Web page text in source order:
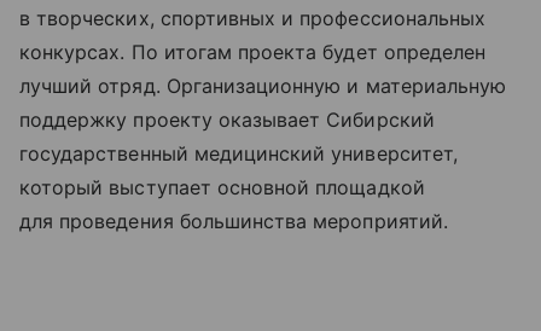
в творческих, спортивных и профессиональных
конкурсах. По итогам проекта будет определен
лучший отряд. Организационную и материальную
поддержку проекту оказывает Сибирский
государственный медицинский университет,
который выступает основной площадкой
для проведения большинства мероприятий.